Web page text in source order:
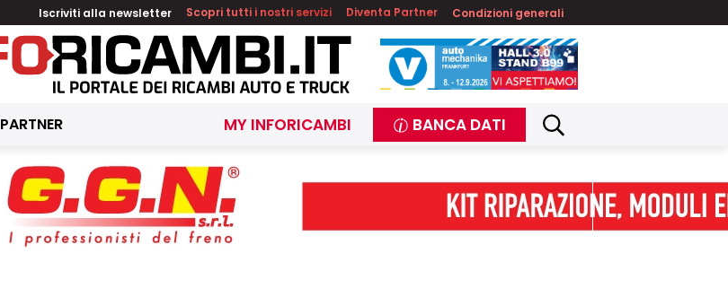
Iscriviti alla newsletter Scopri tutti i nostri servizi Diventa Partner Condizioni generali
PARTNER MY INFORICAMBI BANCA DATI